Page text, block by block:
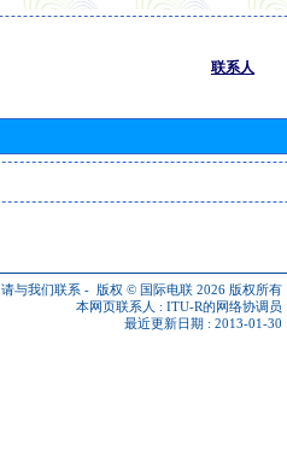
联系人
请与我们联系 - 版权 © 国际电联 2026 版权所有
本网页联系人 : ITU-R的网络协调员
最近更新日期 : 2013-01-30